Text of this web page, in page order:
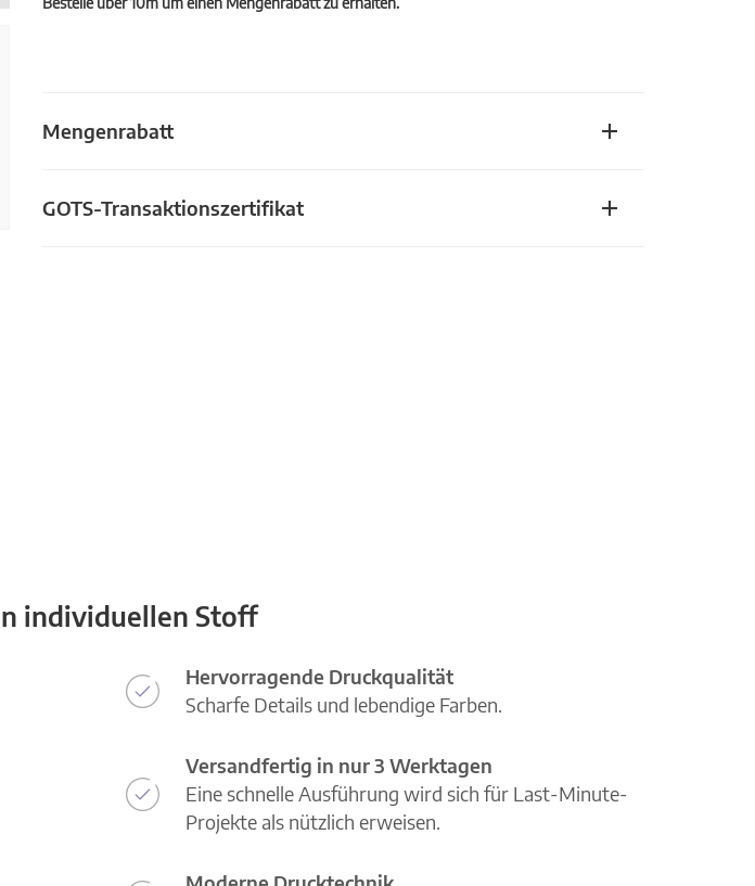
Mengenrabatt
GOTS-Transaktionszertifikat
individuellen Stoff
Hervorragende Druckqualität
Scharfe Details und lebendige Farben.
Versandfertig in nur 3 Werktagen
Eine schnelle Ausführung wird sich für Last-Minute-
Projekte als nützlich erweisen.